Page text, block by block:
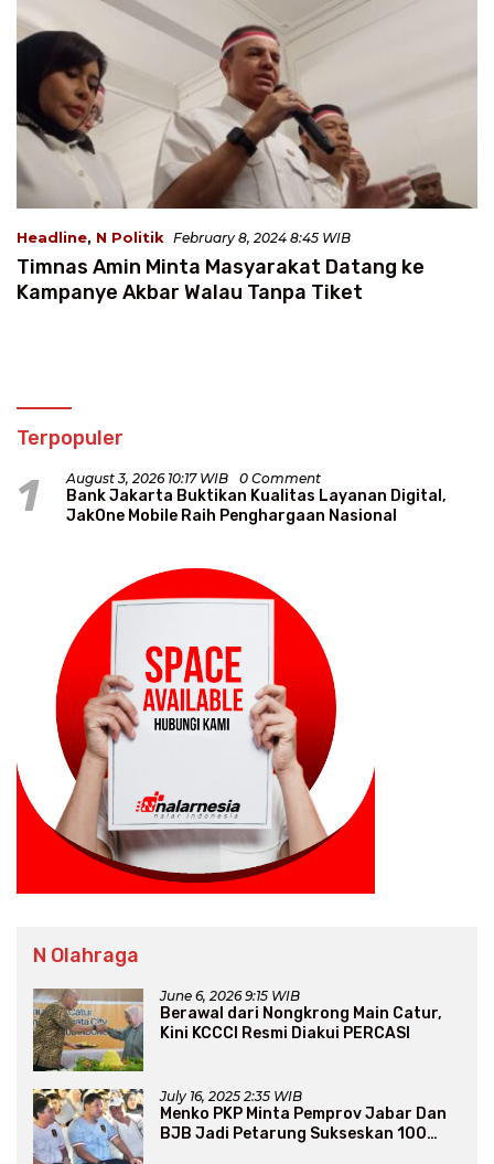
Headline, N Politik February 8, 2024 8:45 WIB
Timnas Amin Minta Masyarakat Datang ke
Kampanye Akbar Walau Tanpa Tiket
Terpopuler
1 August 3, 2026 10:17 WIB 0 Comment
Bank Jakarta Buktikan Kualitas Layanan Digital,
JakOne Mobile Raih Penghargaan Nasional
N Olahraga
June 6, 2026 9:15 WIB
Berawal dari Nongkrong Main Catur,
Kini KCCCI Resmi Diakui PERCASI
July 16, 2025 2:35 WIB
Menko PKP Minta Pemprov Jabar Dan
BJB Jadi Petarung Sukseskan 100